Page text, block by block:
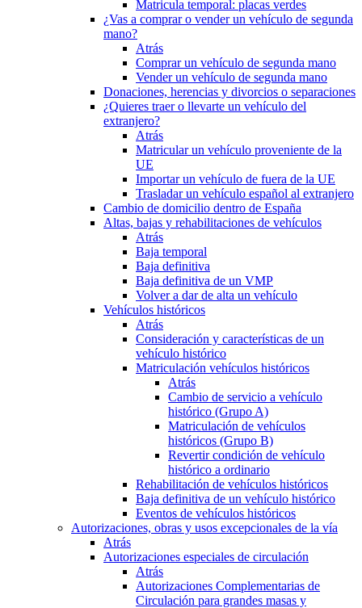
Matricula temporal: placas verdes
¿Vas a comprar o vender un vehículo de segunda
mano?
Atrás
Comprar un vehículo de segunda mano
Vender un vehículo de segunda mano
Donaciones, herencias y divorcios o separaciones
¿Quieres traer o llevarte un vehículo del
extranjero?
Atrás
Matricular un vehículo proveniente de la
UE
Importar un vehículo de fuera de la UE
Trasladar un vehículo español al extranjero
Cambio de domicilio dentro de España
Altas, bajas y rehabilitaciones de vehículos
Atrás
Baja temporal
Baja definitiva
Baja definitiva de un VMP
Volver a dar de alta un vehículo
Vehículos históricos
Atrás
Consideración y características de un
vehículo histórico
Matriculación vehículos históricos
Atrás
Cambio de servicio a vehículo
histórico (Grupo A)
Matriculación de vehículos
históricos (Grupo B)
Revertir condición de vehículo
histórico a ordinario
Rehabilitación de vehículos históricos
Baja definitiva de un vehículo histórico
Eventos de vehículos históricos
Autorizaciones, obras y usos excepcionales de la vía
Atrás
Autorizaciones especiales de circulación
Atrás
Autorizaciones Complementarias de
Circulación para grandes masas y